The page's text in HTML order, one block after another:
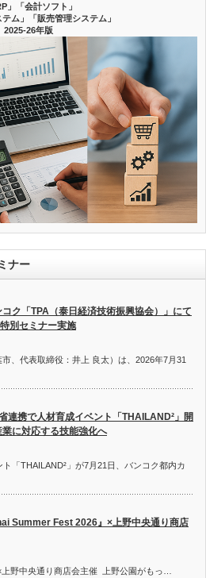
」「会計ソフト」
テム」「販売管理システム」
2025-26年版
ナー
ク「TPA（泰日経済技術振興協会）」にて
別セミナー実施
、代表取締役：井上 良太）は、2026年7月31
連携で人材育成イベント「THAILAND²」開
に対応する技能強化へ
ト「THAILAND²」が7月21日、バンコク都内カ
Summer Fest 2026』×上野中央通り商店
上野中央通り商店会主催 上野公園がもっ…